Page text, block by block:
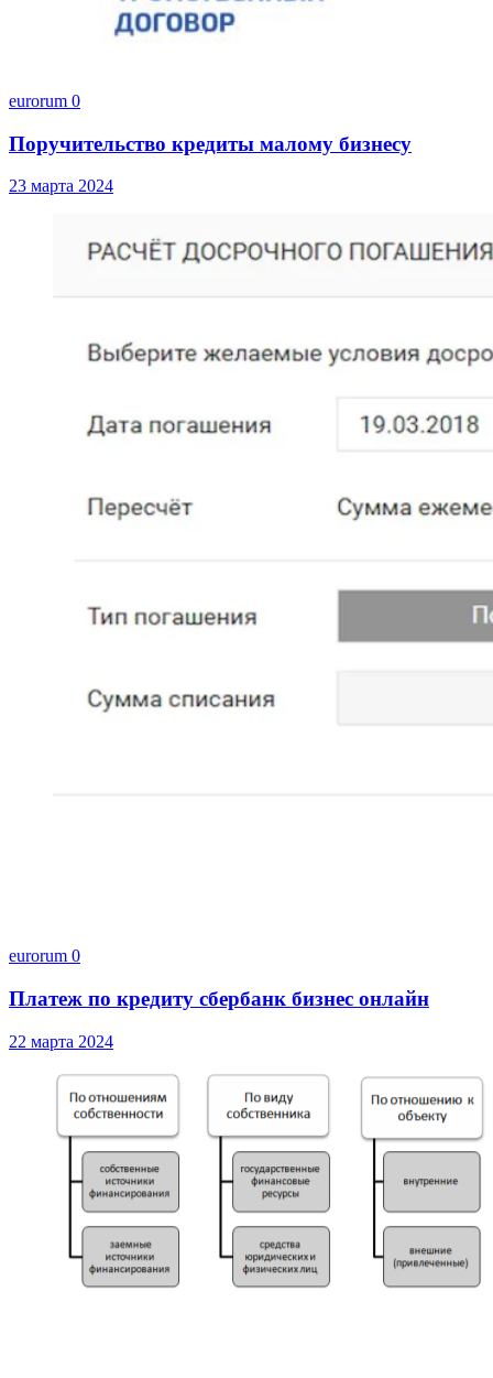
eurorum 0
Поручительство кредиты малому бизнесу
23 марта 2024
eurorum 0
Платеж по кредиту сбербанк бизнес онлайн
22 марта 2024